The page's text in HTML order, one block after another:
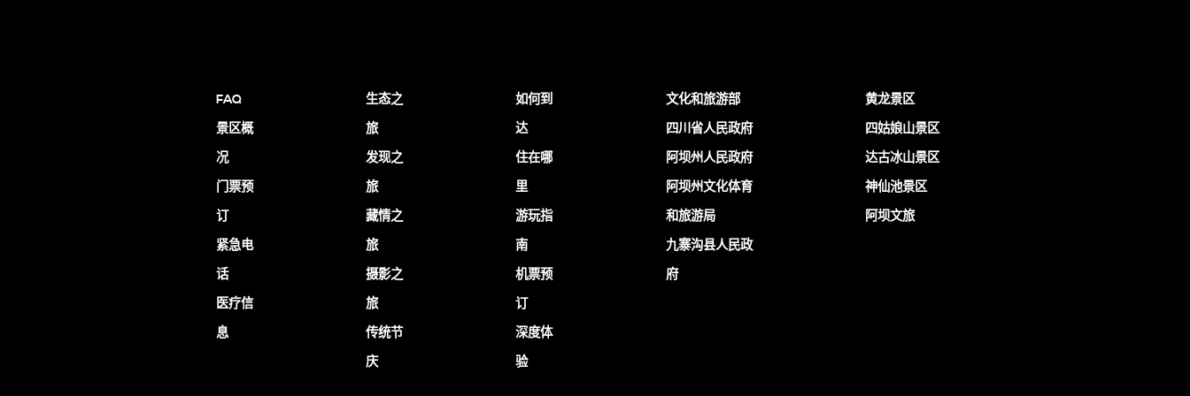
FAQ
景区概
况
门票预
订
紧急电
话
医疗信
息
生态之
旅
发现之
旅
藏情之
旅
摄影之
旅
传统节
庆
如何到
达
住在哪
里
游玩指
南
机票预
订
深度体
验
文化和旅游部
四川省人民政府
阿坝州人民政府
阿坝州文化体育
和旅游局
九寨沟县人民政
府
黄龙景区
四姑娘山景区
达古冰山景区
神仙池景区
阿坝文旅